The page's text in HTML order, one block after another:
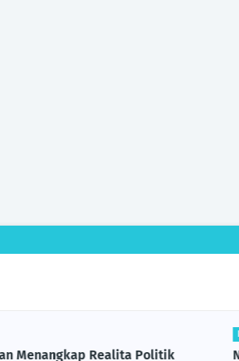
Menangkap Realita Politik